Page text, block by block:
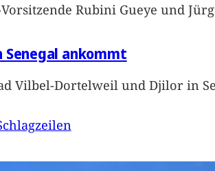
Rubini Gueye und
Senegal ankommt
Vilbel-Dortelweil und Djilor in